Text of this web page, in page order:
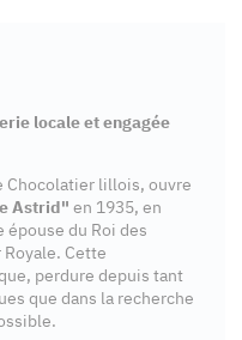
locale et engagée
Chocolatier lillois, ouvre
Astrid" en 1935, en
épouse du Roi des
Royale. Cette
perdure depuis tant
que dans la recherche